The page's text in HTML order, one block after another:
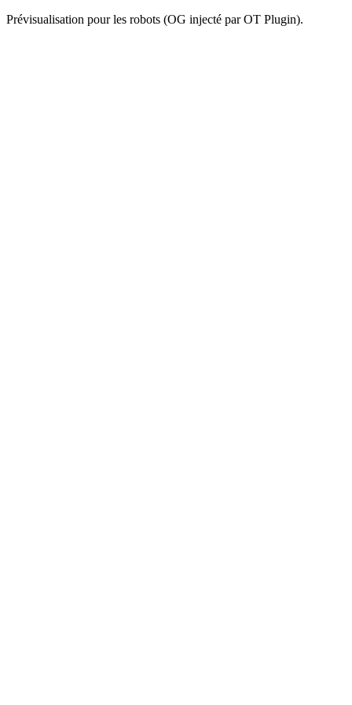
Prévisualisation pour les robots (OG injecté par OT Plugin).